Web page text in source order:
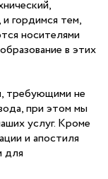
гордимся тем,
носителями
в этих
требующими не
при этом мы
услуг. Кроме
и апостиля
для